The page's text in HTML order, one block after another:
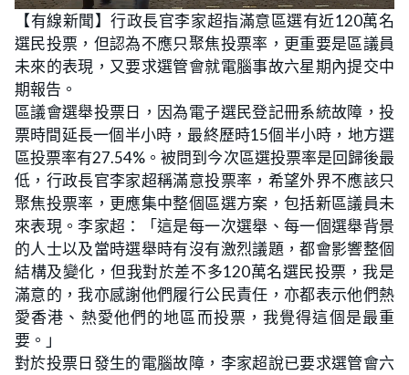
n
m
u
o
a
d
e
d
:
2
2
2
%
【有線新聞】行政長官李家超指滿意區選有近120萬名
選民投票，但認為不應只聚焦投票率，更重要是區議員
未來的表現，又要求選管會就電腦事故六星期內提交中
期報告。
區議會選舉投票日，因為電子選民登記冊系統故障，投
票時間延長一個半小時，最終歷時15個半小時，地方選
區投票率有27.54%。被問到今次區選投票率是回歸後最
低，行政長官李家超稱滿意投票率，希望外界不應該只
聚焦投票率，更應集中整個區選方案，包括新區議員未
來表現。李家超：「這是每一次選舉、每一個選舉背景
的人士以及當時選舉時有沒有激烈議題，都會影響整個
結構及變化，但我對於差不多120萬名選民投票，我是
滿意的，我亦感謝他們履行公民責任，亦都表示他們熱
愛香港、熱愛他們的地區而投票，我覺得這個是最重
要。」
對於投票日發生的電腦故障，李家超說已要求選管會六